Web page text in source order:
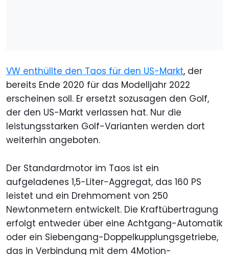
VW enthüllte den Taos für den US-Markt, der
bereits Ende 2020 für das Modelljahr 2022
erscheinen soll. Er ersetzt sozusagen den Golf,
der den US-Markt verlassen hat. Nur die
leistungsstarken Golf-Varianten werden dort
weiterhin angeboten.
Der Standardmotor im Taos ist ein
aufgeladenes 1,5-Liter-Aggregat, das 160 PS
leistet und ein Drehmoment von 250
Newtonmetern entwickelt. Die Kraftübertragung
erfolgt entweder über eine Achtgang-Automatik
oder ein Siebengang-Doppelkupplungsgetriebe,
das in Verbindung mit dem 4Motion-